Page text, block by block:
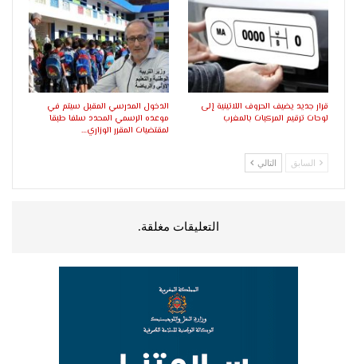
قرار جديد يضيف الحروف اللاتينية إلى
لوحات ترقيم المركبات بالمغرب
الدخول المدرسي المقبل سیتم في
موعده الرسمي المحدد سلفا طبقا
لمقتضیات المقرر الوزاري…
السابق التالي
التعليقات مغلقة.